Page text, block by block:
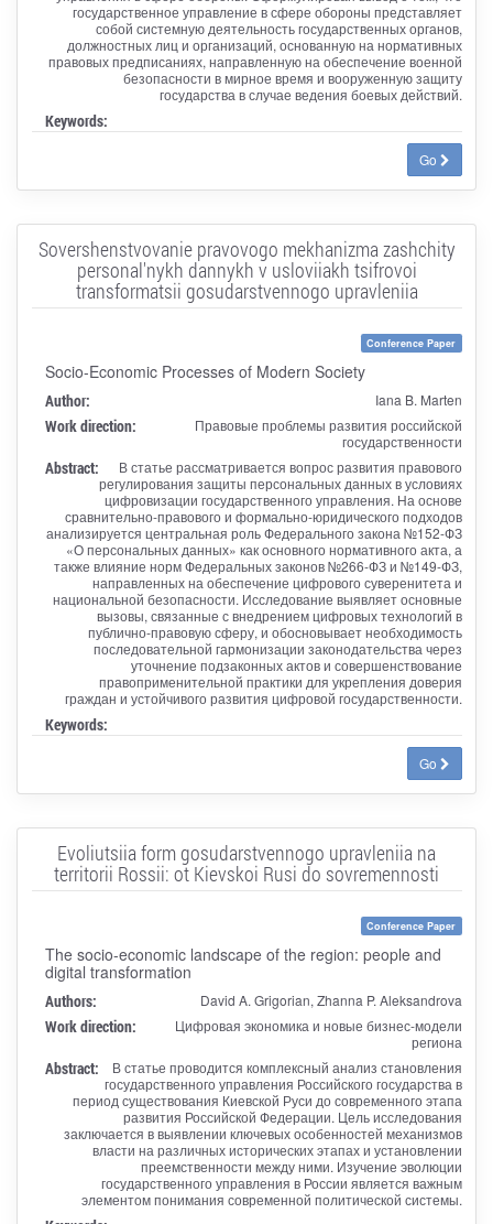
государственное управление в сфере обороны представляет
собой системную деятельность государственных органов,
должностных лиц и организаций, основанную на нормативных
правовых предписаниях, направленную на обеспечение военной
безопасности в мирное время и вооруженную защиту
государства в случае ведения боевых действий.
Keywords:
Go
Sovershenstvovanie pravovogo mekhanizma zashchity
personal'nykh dannykh v usloviiakh tsifrovoi
transformatsii gosudarstvennogo upravleniia
Conference Paper
Socio-Economic Processes of Modern Society
Author: Iana B. Marten
Work direction:
Правовые проблемы развития российской
государственности
Abstract:
В статье рассматривается вопрос развития правового
регулирования защиты персональных данных в условиях
цифровизации государственного управления. На основе
сравнительно-правового и формально-юридического подходов
анализируется центральная роль Федерального закона №152-ФЗ
«О персональных данных» как основного нормативного акта, а
также влияние норм Федеральных законов №266-ФЗ и №149-ФЗ,
направленных на обеспечение цифрового суверенитета и
национальной безопасности. Исследование выявляет основные
вызовы, связанные с внедрением цифровых технологий в
публично-правовую сферу, и обосновывает необходимость
последовательной гармонизации законодательства через
уточнение подзаконных актов и совершенствование
правоприменительной практики для укрепления доверия
граждан и устойчивого развития цифровой государственности.
Keywords:
Go
Evoliutsiia form gosudarstvennogo upravleniia na
territorii Rossii: ot Kievskoi Rusi do sovremennosti
Conference Paper
The socio-economic landscape of the region: people and
digital transformation
Authors: David A. Grigorian, Zhanna P. Aleksandrova
Work direction:
Цифровая экономика и новые бизнес-модели
региона
Abstract:
В статье проводится комплексный анализ становления
государственного управления Российского государства в
период существования Киевской Руси до современного этапа
развития Российской Федерации. Цель исследования
заключается в выявлении ключевых особенностей механизмов
власти на различных исторических этапах и установлении
преемственности между ними. Изучение эволюции
государственного управления в России является важным
элементом понимания современной политической системы.